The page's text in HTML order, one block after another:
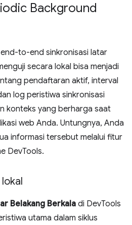
Background
to-end sinkronisasi latar
secara lokal bisa menjadi
pendaftaran aktif, interval
log peristiwa sinkronisasi
konteks yang berharga saat
web Anda. Untungnya, Anda
informasi tersebut melalui fitur
DevTools.
Belakang Berkala di DevTools
utama dalam siklus